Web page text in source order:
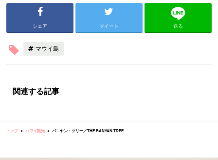
シェア ツイート 送る
マウイ島
関連する記事
トップ ハワイ観光 バニヤン・ツリー／THE BANYAN TREE